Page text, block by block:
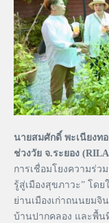
นายสมศักดิ์ พะเนียงท
ช่วงวัย จ.ระยอง
การเชื่อมโยงความร่ว
รู้สู่เมืองสุขภาวะ” โด
ย่านเมืองเก่าถนนยมจิ
บ้านปากคลอง และพื้น